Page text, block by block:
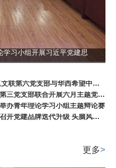
学习小组开展习近平党建思
党建引领传美育 送教进校润华西 ——自治区文联第六党支部与华西希望中学党支部开展联合主题党日活动
树立正确文艺政绩观 ——自治区文联第二、第三党支部联合开展六月主题党日活动
办青年理论学习小组主题辩论赛
碰撞思想火花 共谱党建新篇——自治区文联召开党建品牌迭代升级 头脑风暴会
更多>